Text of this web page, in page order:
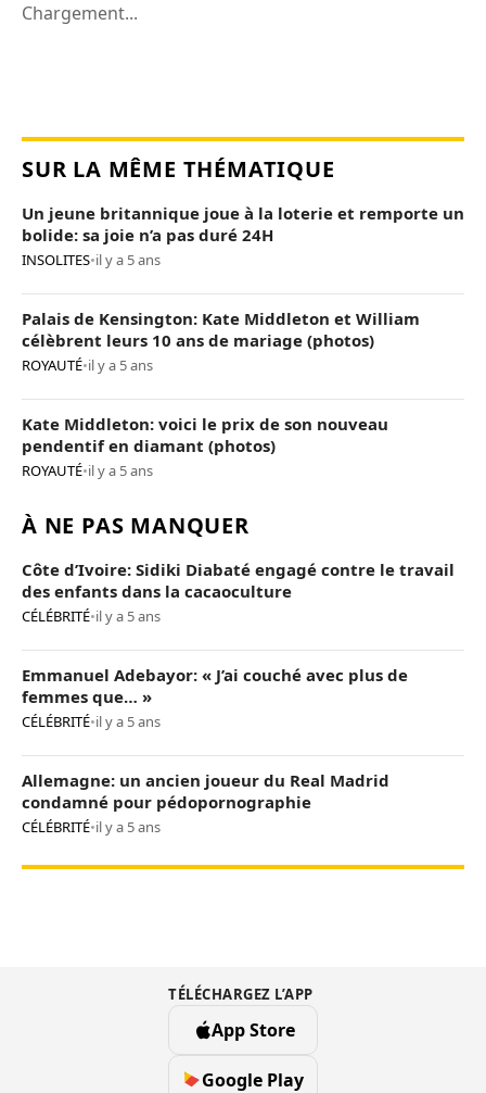
Chargement...
SUR LA MÊME THÉMATIQUE
Un jeune britannique joue à la loterie et remporte un
bolide: sa joie n’a pas duré 24H
INSOLITES•il y a 5 ans
Palais de Kensington: Kate Middleton et William
célèbrent leurs 10 ans de mariage (photos)
ROYAUTÉ•il y a 5 ans
Kate Middleton: voici le prix de son nouveau
pendentif en diamant (photos)
ROYAUTÉ•il y a 5 ans
À NE PAS MANQUER
Côte d’Ivoire: Sidiki Diabaté engagé contre le travail
des enfants dans la cacaoculture
CÉLÉBRITÉ•il y a 5 ans
Emmanuel Adebayor: « J’ai couché avec plus de
femmes que… »
CÉLÉBRITÉ•il y a 5 ans
Allemagne: un ancien joueur du Real Madrid
condamné pour pédopornographie
CÉLÉBRITÉ•il y a 5 ans
TÉLÉCHARGEZ L’APP
App Store
Google Play